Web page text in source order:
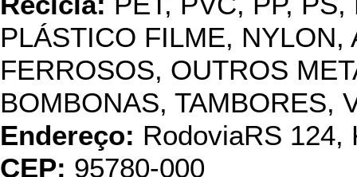
PLÁSTICO FILME, NYLON,
FERROSOS, OUTROS
BOMBONAS, TAMBORES,
Endereço: RodoviaRS 124,
CEP: 95780-000